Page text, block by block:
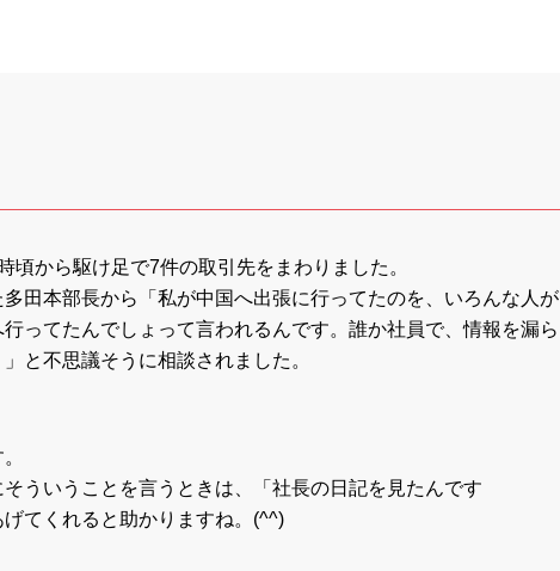
から駆け足で7件の取引先をまわりました。
田本部長から「私が中国へ出張に行ってたのを、いろんな人が
ってたんでしょって言われるんです。誰か社員で、情報を漏ら
と不思議そうに相談されました。
いうことを言うときは、「社長の日記を見たんです
てくれると助かりますね。(^^)